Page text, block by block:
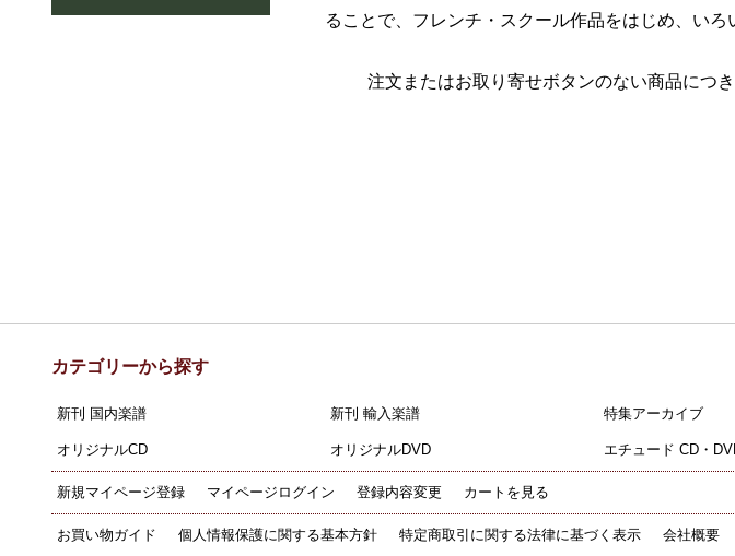
ることで、フレンチ・スクール作品をはじめ、い
注文またはお取り寄せボタンのない商品につき
カテゴリーから探す
新刊 国内楽譜 新刊 輸入楽譜 特集アーカイブ
オリジナルCD オリジナルDVD エチュード CD・
新規マイページ登録 マイページログイン 登録内容変更 カートを見る
お買い物ガイド 個人情報保護に関する基本方針 特定商取引に関する法律に基づく表示 会社概要